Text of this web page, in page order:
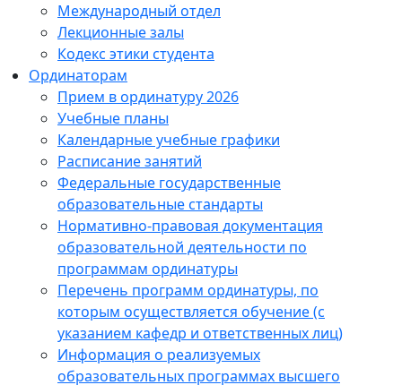
Международный отдел
Лекционные залы
Кодекс этики студента
Ординаторам
Прием в ординатуру 2026
Учебные планы
Календарные учебные графики
Расписание занятий
Федеральные государственные
образовательные стандарты
Нормативно-правовая документация
образовательной деятельности по
программам ординатуры
Перечень программ ординатуры, по
которым осуществляется обучение (с
указанием кафедр и ответственных лиц)
Информация о реализуемых
образовательных программах высшего